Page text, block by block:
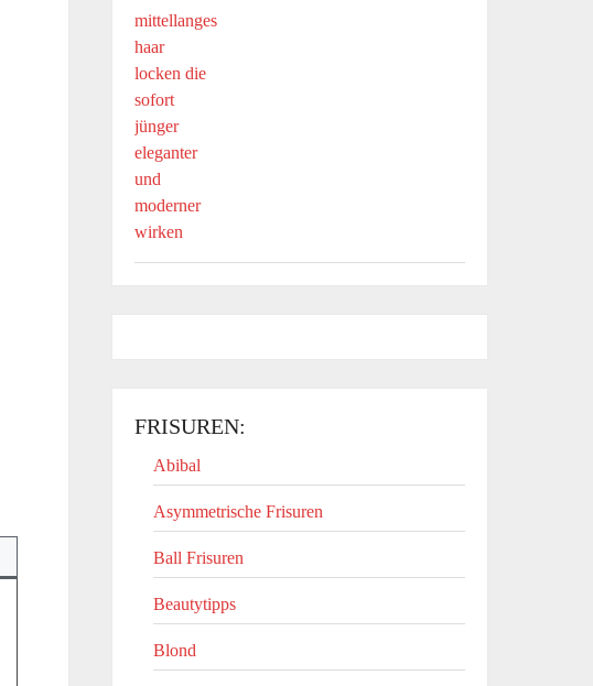
FRISUREN:
Abibal
Asymmetrische Frisuren
Ball Frisuren
Beautytipps
Blond